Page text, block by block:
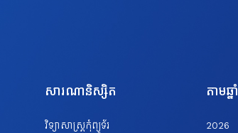
សារណានិស្សិត
វិទ្យាសាស្ត្រកុំព្យូទ័រ
តាមឆ្នាំ
2026